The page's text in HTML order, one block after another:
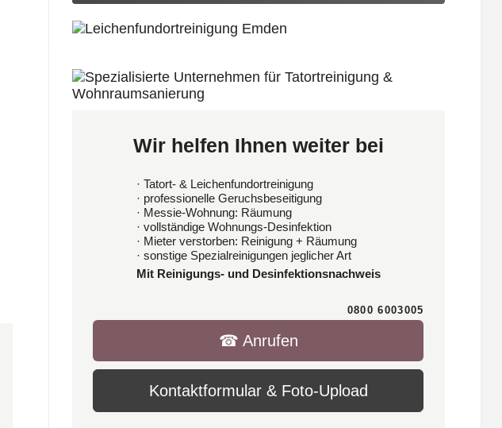
Wir helfen Ihnen weiter bei
· Tatort- & Leichenfundortreinigung
· professionelle Geruchsbeseitigung
· Messie-Wohnung: Räumung
· vollständige Wohnungs-Desinfektion
· Mieter verstorben: Reinigung + Räumung
· sonstige Spezialreinigungen jeglicher Art
Mit Reinigungs- und Desinfektionsnachweis
0800 6003005
☎︎ Anrufen
Kontaktformular & Foto-Upload